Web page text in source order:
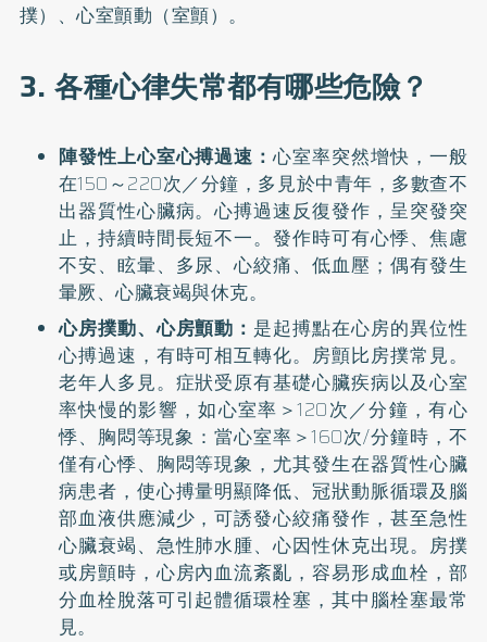
撲）、心室顫動（室顫）。
3. 各種心律失常都有哪些危險？
陣發性上心室心搏過速：心室率突然增快，一般
在150～220次／分鐘，多見於中青年，多數查不
出器質性心臟病。心搏過速反復發作，呈突發突
止，持續時間長短不一。發作時可有心悸、焦慮
不安、眩暈、多尿、心絞痛、低血壓；偶有發生
暈厥、心臟衰竭與休克。
心房撲動、心房顫動 ： 是起搏點在心房的異位性
心搏過速，有時可相互轉化。房顫比房撲常見。
老年人多見。症狀受原有基礎心臟疾病以及心室
率快慢的影響，如心室率＞120次／分鐘，有心
悸、胸悶等現象：當心室率＞160次/分鐘時，不
僅有心悸、胸悶等現象，尤其發生在器質性心臟
病患者，使心搏量明顯降低、冠狀動脈循環及腦
部血液供應減少，可誘發心絞痛發作，甚至急性
心臟衰竭、急性肺水腫、心因性休克出現。房撲
或房顫時，心房內血流紊亂，容易形成血栓，部
分血栓脫落可引起體循環栓塞，其中腦栓塞最常
見。